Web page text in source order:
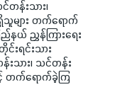
င်တန်းသား၊
သူများ တက်ရောက်
ည်နယ် ညွှန်ကြားရေး
င်းရင်းသား
းသား၊ သင်တန်း
တက်ရောက်ခဲ့ကြ